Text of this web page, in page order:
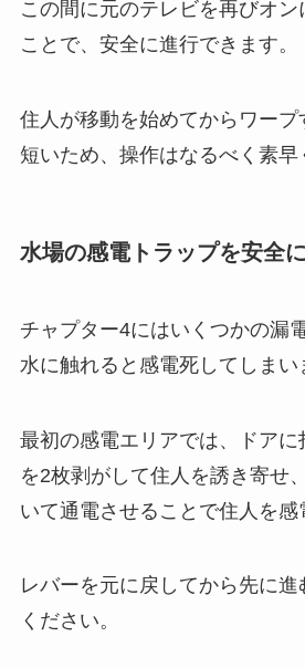
この間に元のテレビを再びオ
ことで、安全に進行できます。
住人が移動を始めてからワープ
短いため、操作はなるべく素早
水場の感電トラップを安全
チャプター4にはいくつかの漏
水に触れると感電死してしまい
最初の感電エリアでは、ドアに
を2枚剥がして住人を誘き寄せ
いて通電させることで住人を感
レバーを元に戻してから先に
ください。